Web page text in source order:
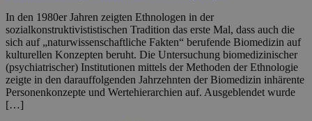
In den 1980er Jahren zeigten Ethnologen in der
sozialkonstruktivististischen Tradition das erste Mal, dass auch die
sich auf „naturwissenschaftliche Fakten“ berufende Biomedizin auf
kulturellen Konzepten beruht. Die Untersuchung biomedizinischer
(psychiatrischer) Institutionen mittels der Methoden der Ethnologie
zeigte in den darauffolgenden Jahrzehnten der Biomedizin inhärente
Personenkonzepte und Wertehierarchien auf. Ausgeblendet wurde
[…]